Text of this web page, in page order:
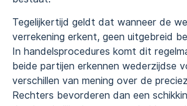
Tegelijkertijd geldt dat wanneer de
verrekening erkent, geen uitgebreid
In handelsprocedures komt dit
beide partijen erkennen wederzijdse
verschillen van mening over de
Rechters bevorderen dan een